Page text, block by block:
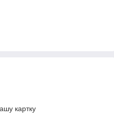
картку